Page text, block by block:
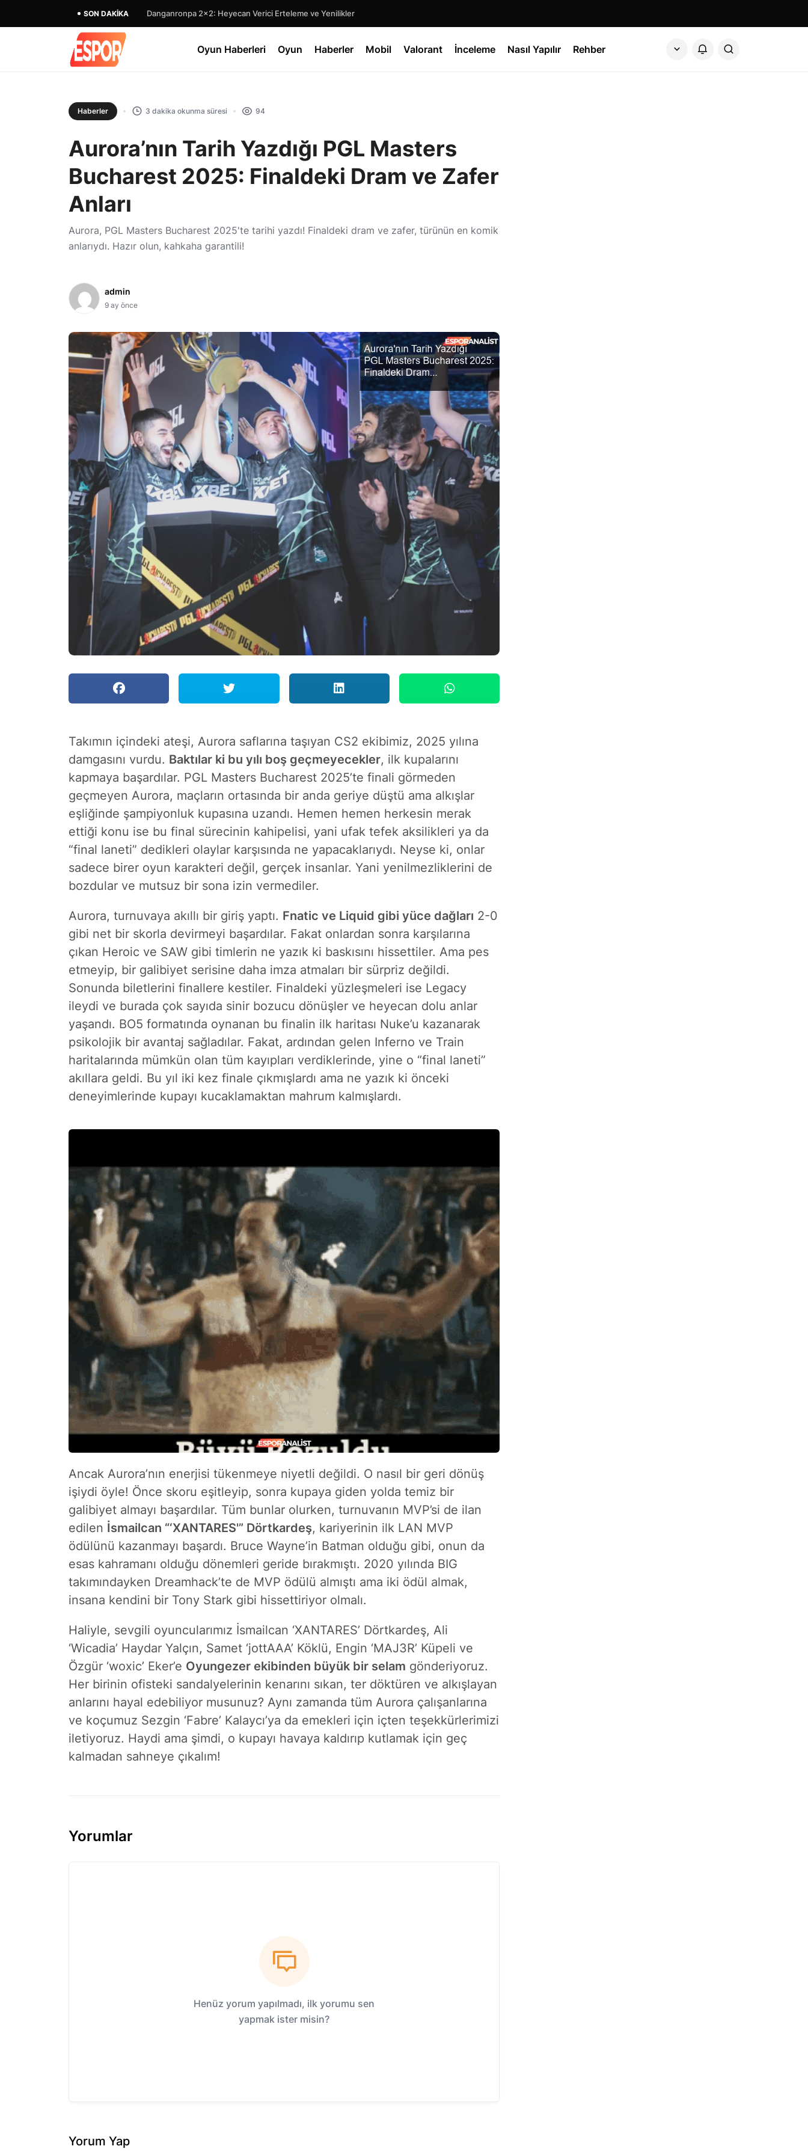
SON DAKIKA Danganronpa 2×2: Heyecan Verici Erteleme ve Yenilikler
Oyun Haberleri Oyun Haberler Mobil Valorant İnceleme Nasıl Yapılır Rehber
Haberler 3 dakika okunma süresi 94
Aurora’nın Tarih Yazdığı PGL Masters
Bucharest 2025: Finaldeki Dram ve Zafer
Anları
Aurora, PGL Masters Bucharest 2025'te tarihi yazdı! Finaldeki dram ve zafer, türünün en komik
anlarıydı. Hazır olun, kahkaha garantili!
admin
9 ay önce
Takımın içindeki ateşi, Aurora saflarına taşıyan CS2 ekibimiz, 2025 yılına
damgasını vurdu. Baktılar ki bu yılı boş geçmeyecekler, ilk kupalarını
kapmaya başardılar. PGL Masters Bucharest 2025’te finali görmeden
geçmeyen Aurora, maçların ortasında bir anda geriye düştü ama alkışlar
eşliğinde şampiyonluk kupasına uzandı. Hemen hemen herkesin merak
ettiği konu ise bu final sürecinin kahipelisi, yani ufak tefek aksilikleri ya da
“final laneti” dedikleri olaylar karşısında ne yapacaklarıydı. Neyse ki, onlar
sadece birer oyun karakteri değil, gerçek insanlar. Yani yenilmezliklerini de
bozdular ve mutsuz bir sona izin vermediler.
Aurora, turnuvaya akıllı bir giriş yaptı. Fnatic ve Liquid gibi yüce dağları 2-0
gibi net bir skorla devirmeyi başardılar. Fakat onlardan sonra karşılarına
çıkan Heroic ve SAW gibi timlerin ne yazık ki baskısını hissettiler. Ama pes
etmeyip, bir galibiyet serisine daha imza atmaları bir sürpriz değildi.
Sonunda biletlerini finallere kestiler. Finaldeki yüzleşmeleri ise Legacy
ileydi ve burada çok sayıda sinir bozucu dönüşler ve heyecan dolu anlar
yaşandı. BO5 formatında oynanan bu finalin ilk haritası Nuke’u kazanarak
psikolojik bir avantaj sağladılar. Fakat, ardından gelen Inferno ve Train
haritalarında mümkün olan tüm kayıpları verdiklerinde, yine o “final laneti”
akıllara geldi. Bu yıl iki kez finale çıkmışlardı ama ne yazık ki önceki
deneyimlerinde kupayı kucaklamaktan mahrum kalmışlardı.
Ancak Aurora’nın enerjisi tükenmeye niyetli değildi. O nasıl bir geri dönüş
işiydi öyle! Önce skoru eşitleyip, sonra kupaya giden yolda temiz bir
galibiyet almayı başardılar. Tüm bunlar olurken, turnuvanın MVP’si de ilan
edilen İsmailcan “‘XANTARES⁠'” Dörtkardeş, kariyerinin ilk LAN MVP
ödülünü kazanmayı başardı. Bruce Wayne’in Batman olduğu gibi, onun da
esas kahramanı olduğu dönemleri geride bırakmıştı. 2020 yılında BIG
takımındayken Dreamhack’te de MVP ödülü almıştı ama iki ödül almak,
insana kendini bir Tony Stark gibi hissettiriyor olmalı.
Haliyle, sevgili oyuncularımız İsmailcan ‘XANTARES⁠’ Dörtkardeş, Ali
‘Wicadia’ Haydar Yalçın, Samet ‘jottAAA’ Köklü, Engin ‘MAJ3R’ Küpeli ve
Özgür ‘woxic’ Eker’e Oyungezer ekibinden büyük bir selam gönderiyoruz.
Her birinin ofisteki sandalyelerinin kenarını sıkan, ter döktüren ve alkışlayan
anlarını hayal edebiliyor musunuz? Aynı zamanda tüm Aurora çalışanlarına
ve koçumuz Sezgin ‘Fabre’ Kalaycı’ya da emekleri için içten teşekkürlerimizi
iletiyoruz. Haydi ama şimdi, o kupayı havaya kaldırıp kutlamak için geç
kalmadan sahneye çıkalım!
Yorumlar
Henüz yorum yapılmadı, ilk yorumu sen
yapmak ister misin?
Yorum Yap